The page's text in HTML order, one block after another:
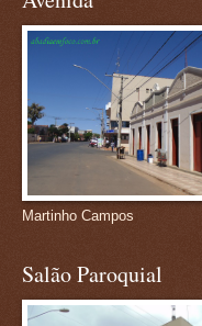
Martinho Campos
Salão Paroquial